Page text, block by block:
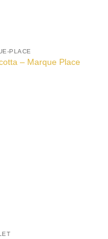
PLACE
– Marque Place